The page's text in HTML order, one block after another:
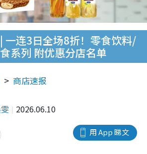
一连3日全场8折！零食饮料/
系列 附优惠分店名单
商店速报
2026.06.10
用 App 睇文